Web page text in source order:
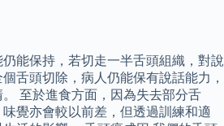
能保持，若切走一半舌頭組織，對說
舌頭切除，病人仍能保有說話能力，
至於進食方面，因為失去部分舌
覺亦會較以前差，但透過訓練和適